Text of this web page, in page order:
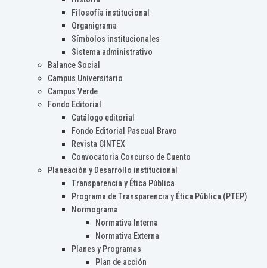
Filosofía institucional
Organigrama
Símbolos institucionales
Sistema administrativo
Balance Social
Campus Universitario
Campus Verde
Fondo Editorial
Catálogo editorial
Fondo Editorial Pascual Bravo
Revista CINTEX
Convocatoria Concurso de Cuento
Planeación y Desarrollo institucional
Transparencia y Ética Pública
Programa de Transparencia y Ética Pública (PTEP)
Normograma
Normativa Interna
Normativa Externa
Planes y Programas
Plan de acción